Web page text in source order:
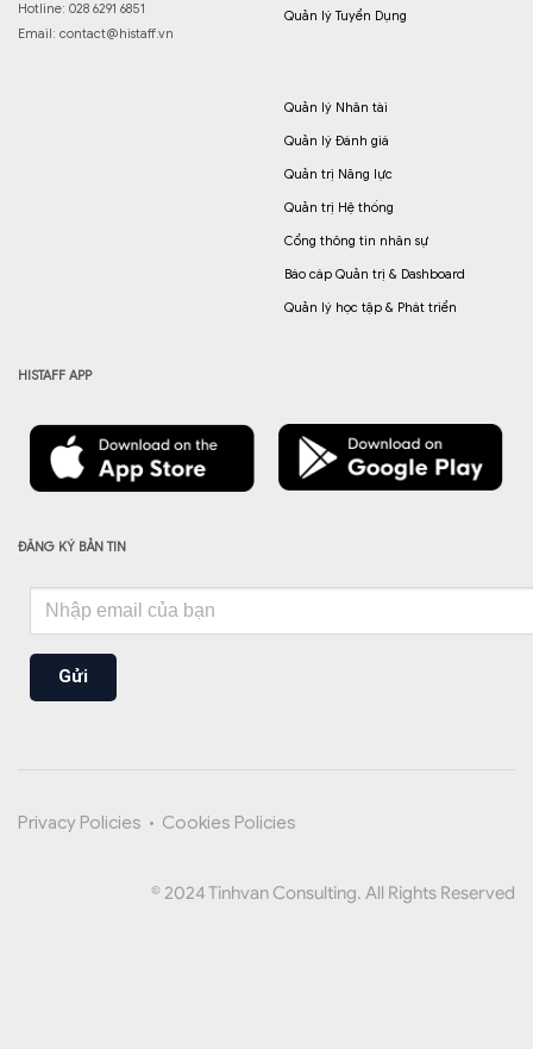
Hotline: 028 6291 6851
Email: contact@histaff.vn
Quản lý Tuyển Dụng
Quản lý Nhân tài
Quản lý Đánh giá
Quản trị Năng lực
Quản trị Hệ thống
Cổng thông tin nhân sự
Báo cáp Quản trị & Dashboard
Quản lý học tập & Phát triển
HISTAFF APP
ĐĂNG KÝ BẢN TIN
Gửi
Privacy Policies • Cookies Policies
© 2024 Tinhvan Consulting. All Rights Reserved